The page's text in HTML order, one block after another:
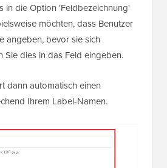
in die Option 'Feldbezeichnung'
möchten, dass Benutzer
angeben, bevor sie sich
Sie dies in das Feld eingeben.
dann automatisch einen
Ihrem Label-Namen.